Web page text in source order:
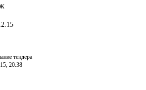
тендера
20:38